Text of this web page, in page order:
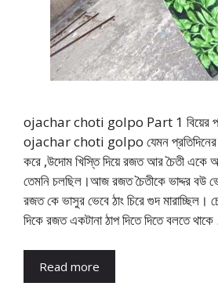
ojachar choti golpo Part 1 বিয়ের পর
ojachar choti golpo যেমন প্রতিদিনের
করে ,উদোম খিস্তি দিয়ে রজত আর চৈতী একে
তেমনি চলছিল।আজ রজত চৈতীকে ভাদ্দর বউ
রজত কে ভাসুর ভেবে ঠাং চিরে গুদ
দিকে রজত একটানা ঠাপ দিতে দিতে বলতে
Read more